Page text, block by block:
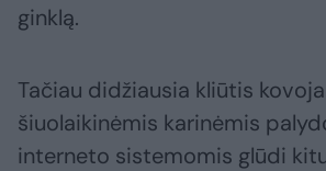
ginklą.
Tačiau didžiausia kliūtis
šiuolaikinėmis karinėmis
interneto sistemomis glūdi